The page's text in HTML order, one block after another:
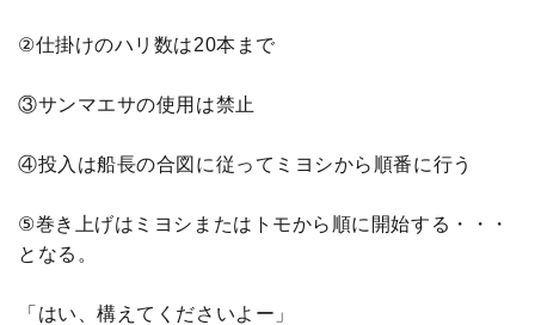
②仕掛けのハリ数は20本まで
③サンマエサの使用は禁止
④投入は船長の合図に従ってミヨシから順番に行う
⑤巻き上げはミヨシまたはトモから順に開始する・・・
となる。
「はい、構えてくださいよー」